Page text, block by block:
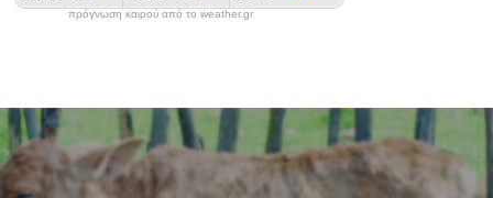
πρόγνωση καιρού από το weather.gr